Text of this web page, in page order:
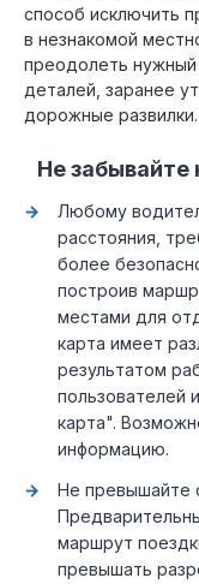
способ исключить
в незнакомой
преодолеть нужный
деталей, заранее
дорожные развилки.
Не забывайте
Любому
расстояния,
более
построив
местами для
карта имеет
результатом
пользователей
карта".
информацию.
Не превышайте
маршрут
превышать